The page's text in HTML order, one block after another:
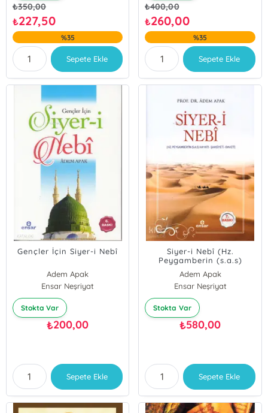
₺350,00
₺227,50
%35
Sepete Ekle
₺400,00
₺260,00
%35
Sepete Ekle
Gençler İçin Siyer-i Nebî
Adem Apak
Ensar Neşriyat
Stokta Var
₺200,00
Sepete Ekle
Siyer-i Nebî (Hz.
Peygamberin (s.a.s)
Hayatı – Şahsiyeti –
Daveti)
Adem Apak
Ensar Neşriyat
Stokta Var
₺580,00
Sepete Ekle